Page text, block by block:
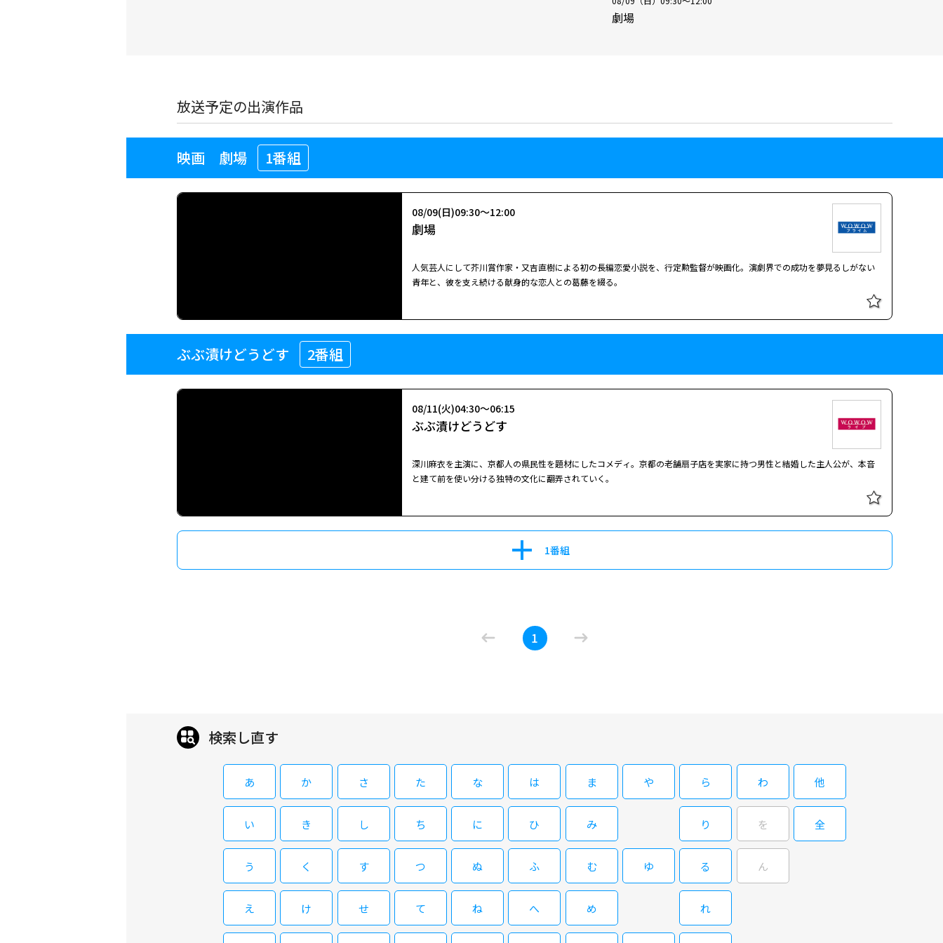
劇場
放送予定の出演作品
映画 劇場 1番組
劇場
08/09(日)09:30～12:00
人気芸人にして芥川賞作家・又吉直樹による初の長編恋愛小説を、行定勲監督が映画化。演劇界での成功を夢見るしがない
青年と、彼を支え続ける献身的な恋人との葛藤を綴る。
青年と、彼を支え続ける献身的な恋人との葛藤を綴る。
閉じる
ぶぶ漬けどうどす 2番組
ぶぶ漬けどうどす
08/11(火)04:30～06:15
深川麻衣を主演に、京都人の県民性を題材にしたコメディ。京都の老舗扇子店を実家に持つ男性と結婚した主人公が、本音
と建て前を使い分ける独特の文化に翻弄されていく。
1番組
深川麻衣を主演に、京都人の県民性を題材にしたコメディ。京都の老舗扇子店を実家に持つ男性と結婚した主人公が、本音
深川麻衣を主演に、京都人の県民性を題材にしたコメディ。京都の老舗扇子店を実家に持つ男性と結婚した主人公が、本音
と建て前を使い分ける独特の文化に翻弄されていく。 京都の独特な文化をユーモアたっぷりに描いたシニカルで痛快なコメ
む本音を読み取りきれずにいざこざを生んでいく。「嗤う蟲」などの深川が、京都人を理解しようとして暴走気味に突っ走
る主人公を好演し、室井滋が老舗扇子店の女将である義母役を圧倒的な存在感で演じた。土地の文化を茶化すのではなく、
人間関係の摩擦やすれ違いを丁寧に描き、誰もが共感できる笑いに転化したコメディとなった。 フリーライターのまどか
は、漫画家の友人・莉子と連載するコミックエッセイの題材として、夫の実家である京都の老舗扇子店の取材を始めた。大
好きな京都の理解者たろうと意気込むまどかだが、義母の環や老舗商店の女将たちが発する“京言葉”の真意がなかなかつか
めず、意欲だけが空回り。失敗を重ねながら、少しずつ京都のことを理解していくまどかだったが、ある日、店を訪れたＴ
1
検索し直す
あ
い
う
え
か
き
く
け
さ
し
す
せ
た
ち
つ
て
な
に
ぬ
ね
は
ひ
ふ
へ
ま
み
む
め
や
ゆ
ら
り
る
れ
わ
を
ん
他
全